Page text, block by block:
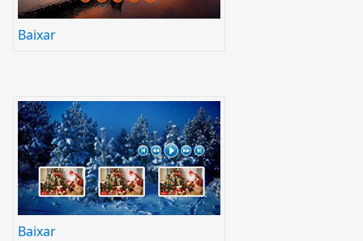
Baixar
Baixar